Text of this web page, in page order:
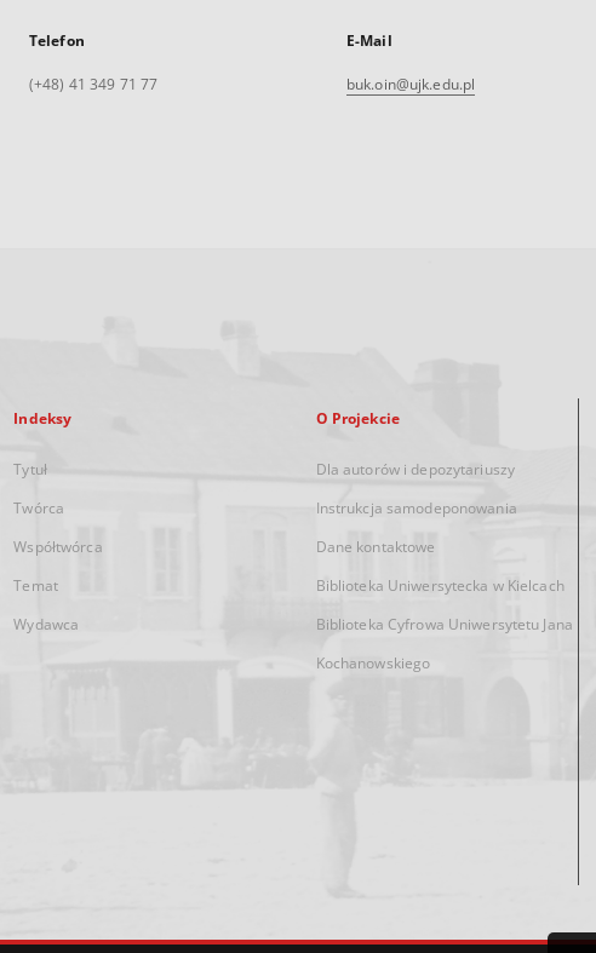
Telefon
(+48) 41 349 71 77
E-Mail
buk.oin@ujk.edu.pl
Indeksy
Tytuł
Twórca
Współtwórca
Temat
Wydawca
O Projekcie
Dla autorów i depozytariuszy
Instrukcja samodeponowania
Dane kontaktowe
Biblioteka Uniwersytecka w Kielcach
Biblioteka Cyfrowa Uniwersytetu Jana
Kochanowskiego